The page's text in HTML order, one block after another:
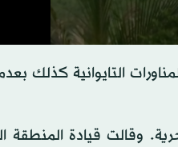
التايوانية كذلك
وقالت قيادة